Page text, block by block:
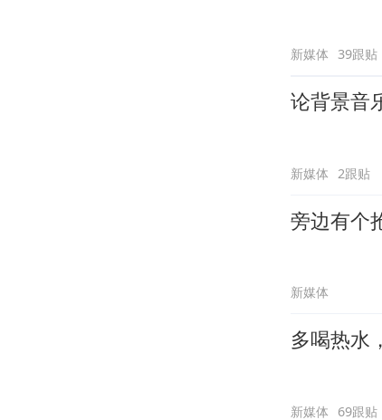
新媒体 39跟贴
论背景音
新媒体 2跟贴
旁边有个
新媒体
多喝热水
新媒体 69跟贴